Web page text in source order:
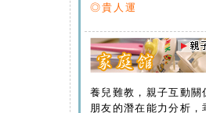
◎貴人運
養兒難教，親子互動關
朋友的潛在能力分析，